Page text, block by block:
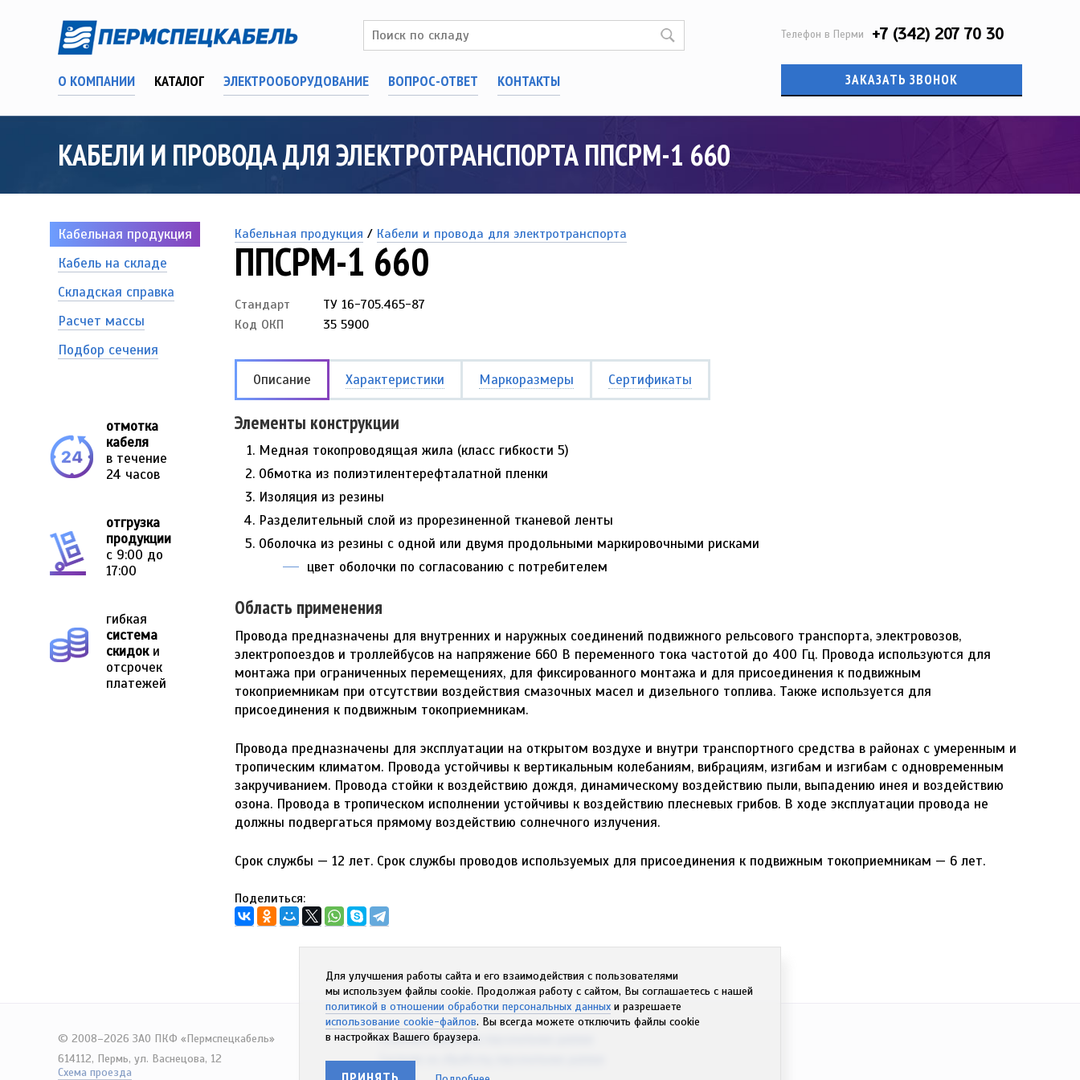
О КОМПАНИИ КАТАЛОГ ЭЛЕКТРООБОРУДОВАНИЕ ВОПРОС-ОТВЕТ КОНТАКТЫ
Телефон в Перми +7 (342) 207 70 30
ЗАКАЗАТЬ ЗВОНОК
КАБЕЛИ И ПРОВОДА ДЛЯ ЭЛЕКТРОТРАНСПОРТА ППСРМ-1 660
Кабельная продукция
Кабель на складе
Складская справка
Расчет массы
Подбор сечения
отмотка
кабеля
в течение
24 часов
отгрузка
продукции
с 9:00 до
17:00
гибкая
система
скидоки
отсрочек
платежей
Кабельная продукция / Кабели и провода для электротранспорта
ППСРМ-1 660
Стандарт
ТУ 16-705.465-87
Код ОКП
35 5900
Описание Характеристики Маркоразмеры Сертификаты
Элементы конструкции
Медная токопроводящая жила (класс гибкости 5)
Обмотка из полиэтилентерефталатной пленки
Изоляция из резины
Разделительный слой из прорезиненной тканевой ленты
Оболочка из резины с одной или двумя продольными маркировочными рисками
цвет оболочки по согласованию с потребителем
Область применения
Провода предназначены для внутренних и наружных соединений подвижного рельсового транспорта, электровозов,
электропоездов и троллейбусов на напряжение 660 В переменного тока частотой до 400 Гц. Провода используются для
монтажа при ограниченных перемещениях, для фиксированного монтажа и для присоединения к подвижным
токоприемникам при отсутствии воздействия смазочных масел и дизельного топлива. Также используется для
присоединения к подвижным токоприемникам.
Провода предназначены для эксплуатации на открытом воздухе и внутри транспортного средства в районах с умеренным и
тропическим климатом. Провода устойчивы к вертикальным колебаниям, вибрациям, изгибам и изгибам с одновременным
закручиванием. Провода стойки к воздействию дождя, динамическому воздействию пыли, выпадению инея и воздействию
озона. Провода в тропическом исполнении устойчивы к воздействию плесневых грибов. В ходе эксплуатации провода не
должны подвергаться прямому воздействию солнечного излучения.
Срок службы — 12 лет. Срок службы проводов используемых для присоединения к подвижным токоприемникам — 6 лет.
Поделиться:
© 2008–2026 ЗАО ПКФ «Пермспецкабель»
614112, Пермь, ул. Васнецова, 12
Схема проезда
Политика обработки персональных данных
Согласие на обработку персональных данных
Для улучшения работы сайта и его взаимодействия с пользователями
мы используем файлы cookie. Продолжая работу с сайтом, Вы соглашаетесь с нашей
политикой в отношении обработки персональных данных и разрешаете
использование cookie-файлов. Вы всегда можете отключить файлы cookie
в настройках Вашего браузера.